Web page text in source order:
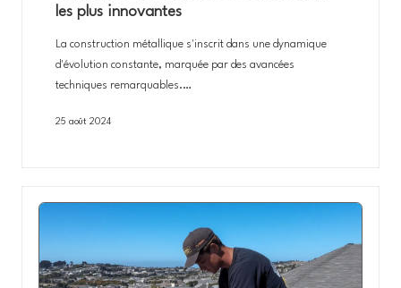
les plus innovantes
La construction métallique s'inscrit dans une dynamique
d'évolution constante, marquée par des avancées
techniques remarquables.…
25 août 2024